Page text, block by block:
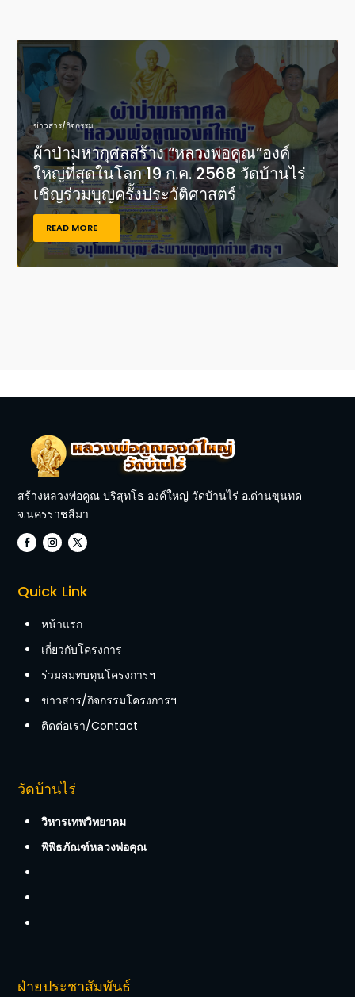
ข่าวสาร/กิจกรรม
ผ้าป่ามหากุศลสร้าง “หลวงพ่อคูณ”องค์
ใหญ่ที่สุดในโลก 19 ก.ค. 2568 วัดบ้านไร่
เชิญร่วมบุญครั้งประวัติศาสตร์
READ MORE
สร้างหลวงพ่อคูณ ปริสุทโธ องค์ใหญ่ วัดบ้านไร่ อ.ด่านขุนทด
จ.นครราชสีมา
Quick Link
หน้าแรก
เกี่ยวกับโครงการ
ร่วมสมทบทุนโครงการฯ
ข่าวสาร/กิจกรรมโครงการฯ
ติดต่อเรา/Contact
วัดบ้านไร่
วิหารเทพวิทยาคม
พิพิธภัณฑ์หลวงพ่อคุณ
ฝ่ายประชาสัมพันธ์